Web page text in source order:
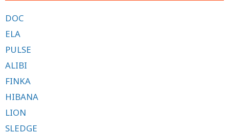
DOC
ELA
PULSE
ALIBI
FINKA
HIBANA
LION
SLEDGE